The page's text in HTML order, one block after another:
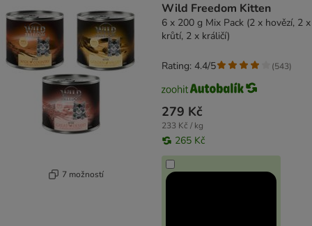
7 možností
Wild Freedom Kitten
6 x 200 g Mix Pack (2 x hovězí, 2 x
krůtí, 2 x králičí)
279 Kč
233 Kč / kg
265 Kč
Rating: 4.4/5 (543)